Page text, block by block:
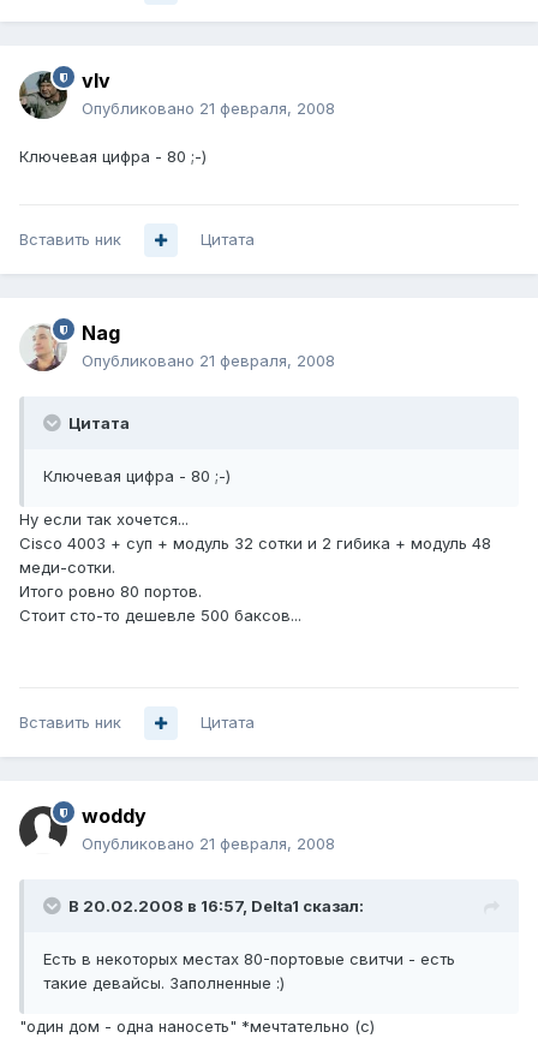
vIv
Опубликовано 21 февраля, 2008
Ключевая цифра - 80 ;-)
Вставить ник Цитата
Nag
Опубликовано 21 февраля, 2008
Цитата
Ключевая цифра - 80 ;-)
Ну если так хочется...
Cisco 4003 + суп + модуль 32 сотки и 2 гибика + модуль 48
меди-сотки.
Итого ровно 80 портов.
Стоит сто-то дешевле 500 баксов...
Вставить ник Цитата
woddy
Опубликовано 21 февраля, 2008
В 20.02.2008 в 16:57, Delta1 сказал:
Есть в некоторых местах 80-портовые свитчи - есть
такие девайсы. Заполненные :)
"один дом - одна наносеть" *мечтательно (с)